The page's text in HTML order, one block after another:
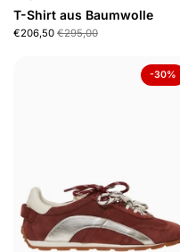
T-Shirt aus Baumwolle
€206,50 €295,00
-30%